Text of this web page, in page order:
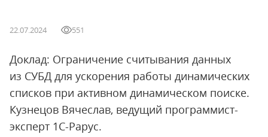
22.07.2024 551
Доклад: Ограничение считывания данных
из СУБД для ускорения работы динамических
списков при активном динамическом поиске.
Кузнецов Вячеслав, ведущий программист-
эксперт 1С-Рарус.